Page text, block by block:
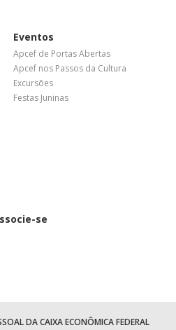
Eventos
Apcef de Portas Abertas
Apcef nos Passos da Cultura
Excursões
Festas Juninas
se
DA CAIXA ECONÔMICA FEDERAL